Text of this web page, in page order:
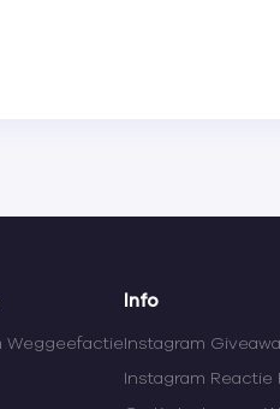
Weggeefactie
Info
Instagram
Instagram Reactie